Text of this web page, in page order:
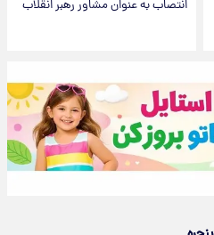
انتصاب به عنوان مشاور رهبر انقلاب